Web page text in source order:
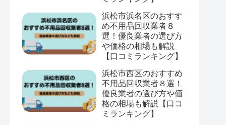
浜松市浜名区のおすす
め不用品回収業者８
選！優良業者の選び方
や価格の相場も解説
【口コミランキング】
浜松市西区のおすすめ
不用品回収業者８選！
優良業者の選び方や価
格の相場も解説【口コ
ミランキング】